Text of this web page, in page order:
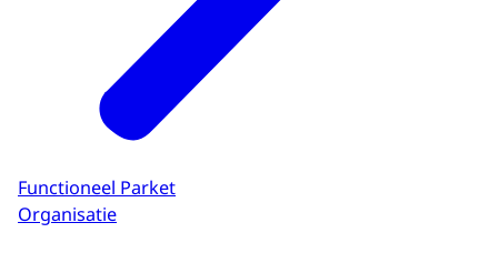
Functioneel Parket
Organisatie